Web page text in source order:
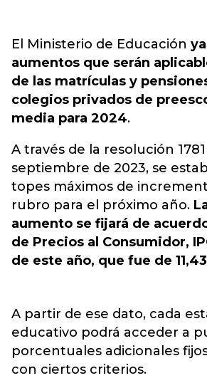
El Ministerio de Educación
aumentos que serán
de las matrículas y
colegios privados de
media para 2024.
A través de la resolución
septiembre de 2023, se
topes máximos de
rubro para el próximo año.
aumento se fijará de
de Precios al Consumidor,
de este año, que fue de
A partir de ese dato, cada
educativo podrá acceder a
porcentuales adicionales
con ciertos criterios.